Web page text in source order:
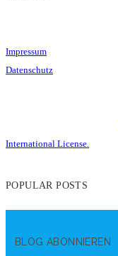
Impressum
Datenschutz
International License.
POPULAR POSTS
BLOG ABONNIEREN